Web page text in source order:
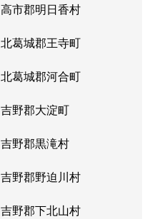
高市郡明日香村
北葛城郡王寺町
北葛城郡河合町
吉野郡大淀町
吉野郡黒滝村
吉野郡野迫川村
吉野郡下北山村